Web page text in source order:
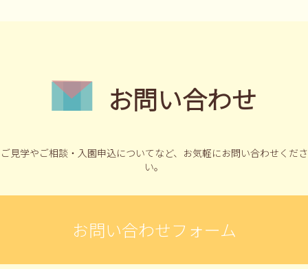
お問い合わせ
ご見学やご相談・入園申込についてなど、 お気軽にお問い合わせくださ
い。
お問い合わせフォーム